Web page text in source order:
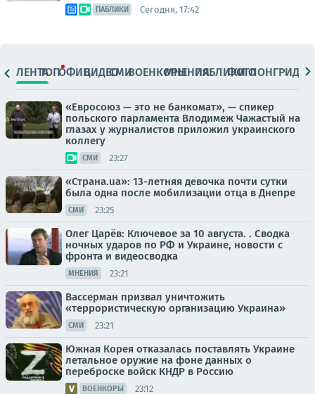
ПАБЛИКИ Сегодня, 17:42
ЛЕНТАТОПОФИЦ.ВИДЕОСМИВОЕНКОРЫМНЕНИЯПАБЛИКИ
ФОТОЛОНГРИДЫ
«Евросоюз — это не банкомат», — спикер
польского парламента Влодимеж Чажастый на
глазах у журналистов приложил украинского
коллегу
СМИ 23:27
«Страна.ua»: 13-летняя девочка почти сутки
была одна после мобилизации отца в Днепре
СМИ 23:25
Олег Царёв: Ключевое за 10 августа. . Сводка
ночных ударов по РФ и Украине, новости с
фронта и видеосводка
МНЕНИЯ 23:21
Вассерман призвал уничтожить
«террористическую организацию Украина»
СМИ 23:21
Южная Корея отказалась поставлять Украине
летальное оружие на фоне данных о
переброске войск КНДР в Россию
ВОЕНКОРЫ 23:12